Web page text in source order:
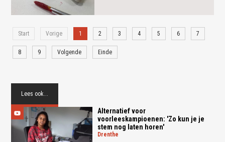
Start Vorige 1 2 3 4 5 6 7
8 9 Volgende Einde
Lees ook...
Alternatief voor
voorleeskampioenen: 'Zo kun je je
stem nog laten horen'
drenthe